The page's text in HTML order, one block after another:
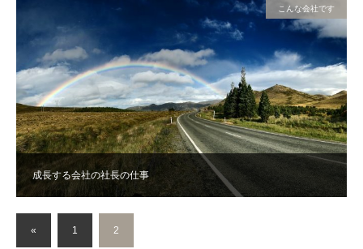
成長する会社の社長の仕事
こんな会社です
« 1 2